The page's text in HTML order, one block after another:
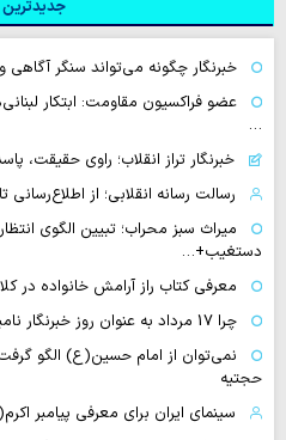
جدیدترین
خبرنگار چگونه می‌تواند سنگر
عضو فراکسیون مقاومت: ابتکار
…
خبرنگار تراز انقلاب؛ راوی حقیقت،
رسالت رسانه انقلابی؛ از اطلاع‌رسانی
میراث سبز محراب؛ تبیین الگوی
دستغیب+…
معرفی کتاب راز آرامش خانواده در
چرا 17 مرداد به عنوان روز خبرنگار نامیده شد؟
نمی‌توان از امام حسین(ع) الگو
حجتیه
سینمای ایران برای معرفی پیامبر